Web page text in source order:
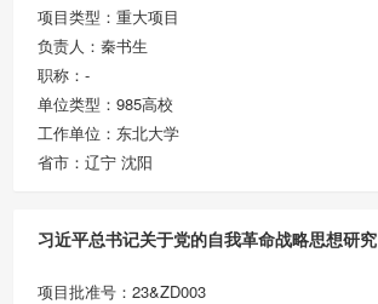
项目类型：重大项目
负责人：秦书生
职称：-
单位类型：985高校
工作单位：东北大学
省市：辽宁 沈阳
习近平总书记关于党的自我革命战略思想研究
项目批准号：23&ZD003